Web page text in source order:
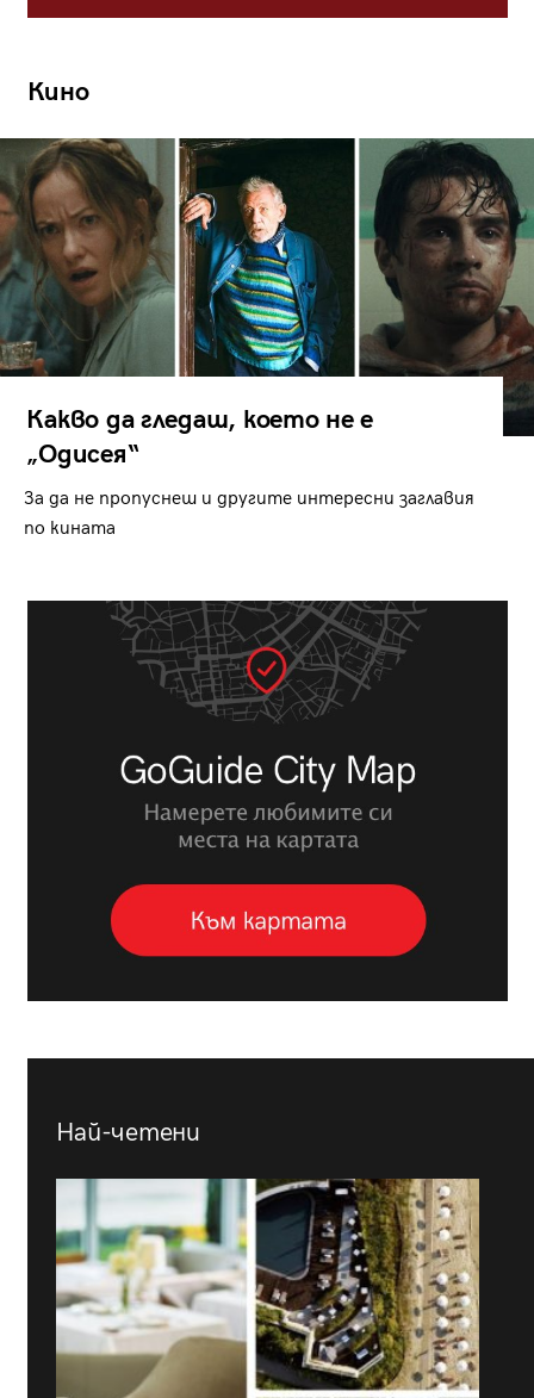
Кино
Какво да гледаш, което не е
„Одисея“
За да не пропуснеш и другите интересни заглавия
по кината
Най-четени